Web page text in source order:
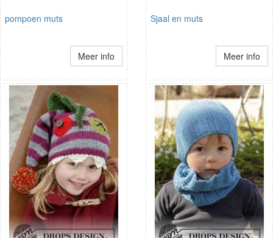
pompoen muts
Meer info
Sjaal en muts
Meer info